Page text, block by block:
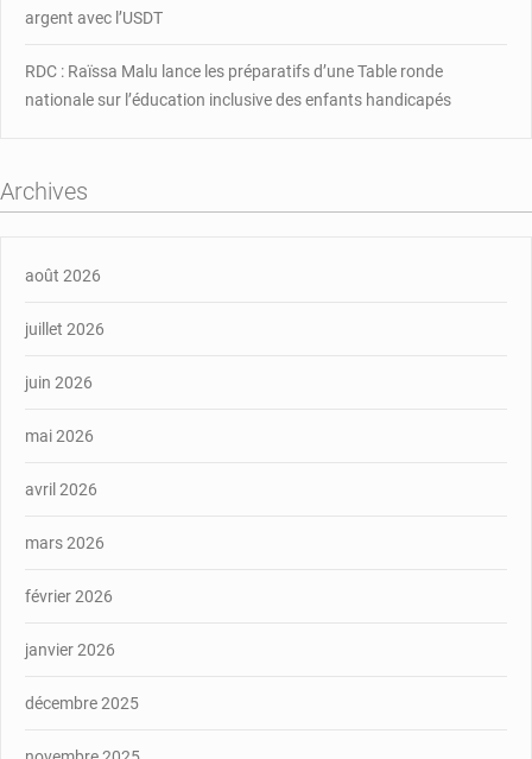
argent avec l’USDT
RDC : Raïssa Malu lance les préparatifs d’une Table ronde
nationale sur l’éducation inclusive des enfants handicapés
Archives
août 2026
juillet 2026
juin 2026
mai 2026
avril 2026
mars 2026
février 2026
janvier 2026
décembre 2025